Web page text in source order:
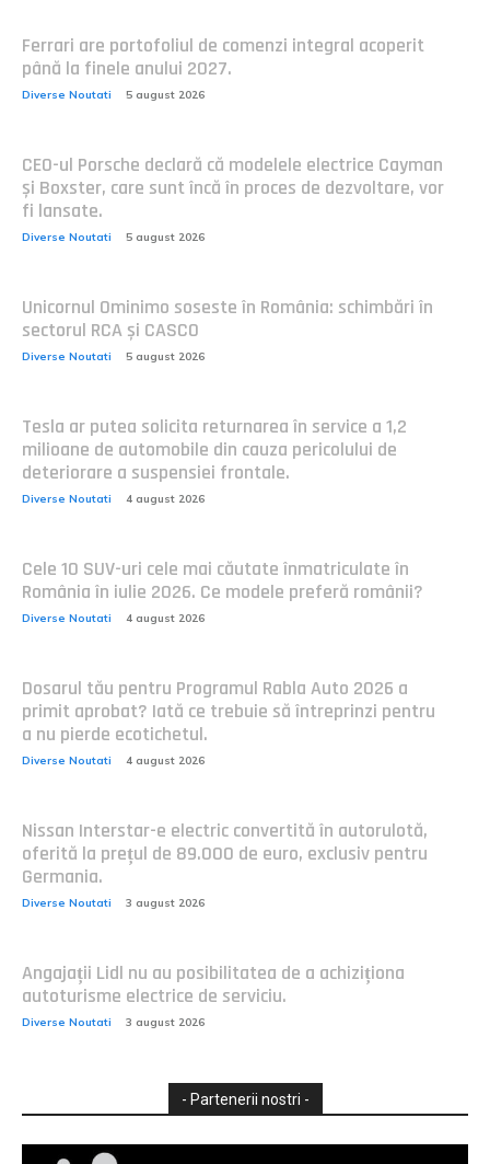
Ferrari are portofoliul de comenzi integral acoperit
până la finele anului 2027.
Diverse Noutati 5 august 2026
CEO-ul Porsche declară că modelele electrice Cayman
și Boxster, care sunt încă în proces de dezvoltare, vor
fi lansate.
Diverse Noutati 5 august 2026
Unicornul Ominimo soseste în România: schimbări în
sectorul RCA și CASCO
Diverse Noutati 5 august 2026
Tesla ar putea solicita returnarea în service a 1,2
milioane de automobile din cauza pericolului de
deteriorare a suspensiei frontale.
Diverse Noutati 4 august 2026
Cele 10 SUV-uri cele mai căutate înmatriculate în
România în iulie 2026. Ce modele preferă românii?
Diverse Noutati 4 august 2026
Dosarul tău pentru Programul Rabla Auto 2026 a
primit aprobat? Iată ce trebuie să întreprinzi pentru
a nu pierde ecotichetul.
Diverse Noutati 4 august 2026
Nissan Interstar-e electric convertită în autorulotă,
oferită la prețul de 89.000 de euro, exclusiv pentru
Germania.
Diverse Noutati 3 august 2026
Angajații Lidl nu au posibilitatea de a achiziționa
autoturisme electrice de serviciu.
Diverse Noutati 3 august 2026
- Partenerii nostri -